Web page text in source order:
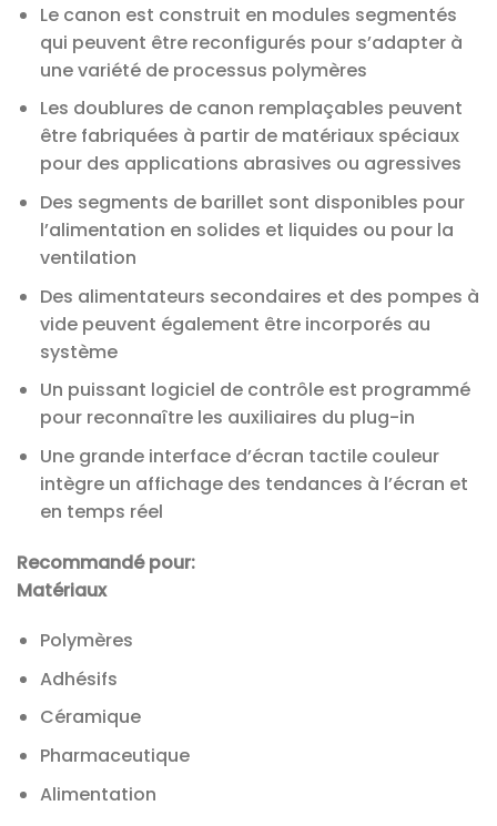
Le canon est construit en modules segmentés
qui peuvent être reconfigurés pour s’adapter à
une variété de processus polymères
Les doublures de canon remplaçables peuvent
être fabriquées à partir de matériaux spéciaux
pour des applications abrasives ou agressives
Des segments de barillet sont disponibles pour
l’alimentation en solides et liquides ou pour la
ventilation
Des alimentateurs secondaires et des pompes à
vide peuvent également être incorporés au
système
Un puissant logiciel de contrôle est programmé
pour reconnaître les auxiliaires du plug-in
Une grande interface d’écran tactile couleur
intègre un affichage des tendances à l’écran et
en temps réel
Recommandé pour:
Matériaux
Polymères
Adhésifs
Céramique
Pharmaceutique
Alimentation